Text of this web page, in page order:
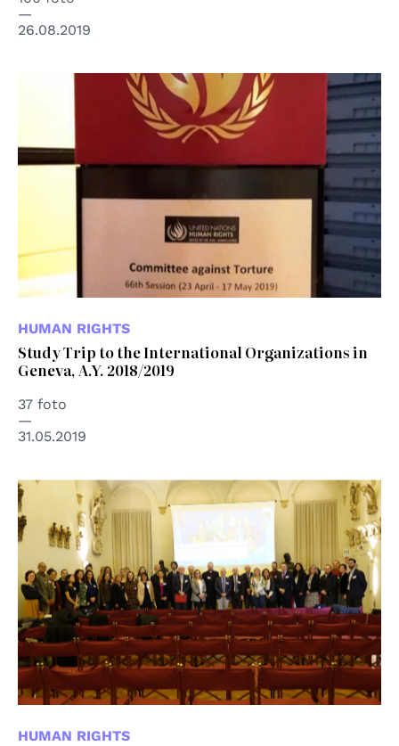
26.08.2019
HUMAN RIGHTS
Study Trip to the International Organizations in
Geneva, A.Y. 2018/2019
37 foto
31.05.2019
HUMAN RIGHTS